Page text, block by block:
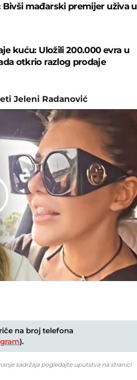
mađarski premijer uživa u
kuću: Uložili 200.000 evra u
otkrio razlog prodaje
Jeleni Radanović
na broj telefona
).
sadržaja pogledajte uputstva na stranici